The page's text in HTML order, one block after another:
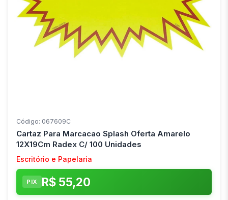
Código: 067609C
Cartaz Para Marcacao Splash Oferta Amarelo
12X19Cm Radex C/ 100 Unidades
Escritório e Papelaria
PIX R$ 55,20